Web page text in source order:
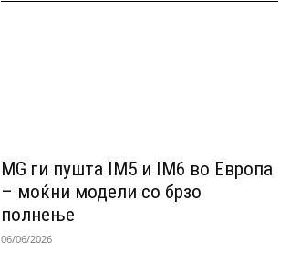
MG ги пушта IM5 и IM6 во Европа
– моќни модели со брзо
полнење
06/06/2026